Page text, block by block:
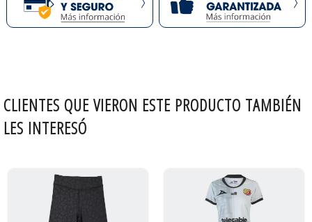
CLIENTES QUE VIERON ESTE PRODUCTO TAMBIÉN
LES INTERESÓ